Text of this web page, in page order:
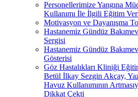
Personellerimize Yangına
Kullanımı İle İlgili Eğitim
Motivasyon ve Dayanışma
Hastanemiz Gündüz
Sergisi
Hastanemiz Gündüz
Gösterisi
Göz Hastalıkları Kliniği
Betül İlkay Sezgin Akçay,
Havuz Kullanımının
Dikkat Çekti